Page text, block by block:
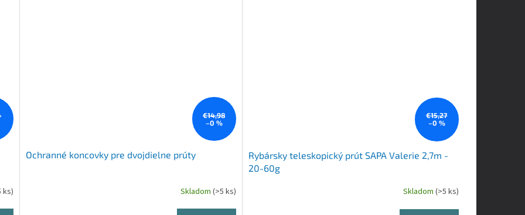
ks)
€14,98
–0 %
Ochranné koncovky pre dvojdielne prúty
Skladom (>5 ks)
€15,27
–0 %
Rybársky teleskopický prút SAPA Valerie 2,7m -
20-60g
Skladom (>5 ks)